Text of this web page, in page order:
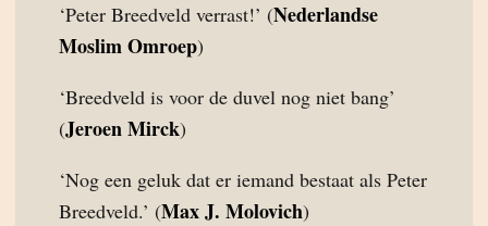
‘Peter Breedveld verrast!’ (Nederlandse
Moslim Omroep)
‘Breedveld is voor de duvel nog niet bang’
(Jeroen Mirck)
‘Nog een geluk dat er iemand bestaat als Peter
Breedveld.’ (Max J. Molovich)